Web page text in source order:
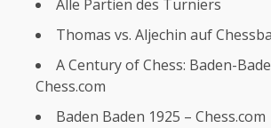
Alle Partien des Turniers
Thomas vs. Aljechin auf
A Century of Chess: Baden-
Chess.com
Baden Baden 1925 – Chess.com